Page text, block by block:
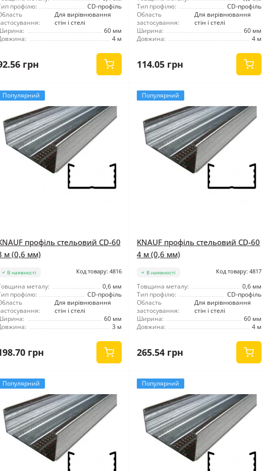
профілю:
CD-профіль
Для вирівнювання
стін і стелі
60 мм
4 м
грн
Тип профілю:
CD-профіль
Область
застосування:
Для вирівнювання
стін і стелі
Ширина:
60 мм
Довжина:
4 м
114.05 грн
Популярний
профіль стельовий CD-60
м (0,6 мм)
В наявності Код товару: 4816
металу:
0,6 мм
профілю:
CD-профіль
Для вирівнювання
стін і стелі
60 мм
3 м
грн
Популярний
KNAUF профіль стельовий CD-60
4 м (0,6 мм)
В наявності Код товару: 4817
Товщина металу:
0,6 мм
Тип профілю:
CD-профіль
Область
застосування:
Для вирівнювання
стін і стелі
Ширина:
60 мм
Довжина:
4 м
265.54 грн
Популярний Популярний